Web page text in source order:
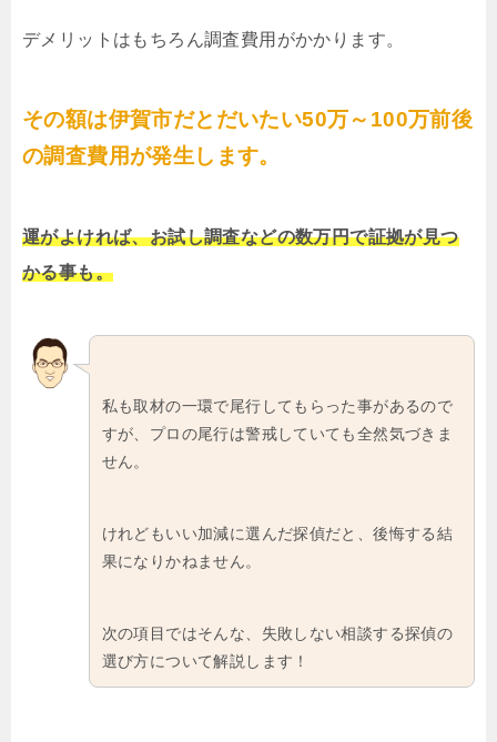
デメリットはもちろん調査費用がかかります。
その額は伊賀市だとだいたい50万～100万前後
の調査費用が発生します。
運がよければ、お試し調査などの数万円で証拠が見つ
かる事も。
私も取材の一環で尾行してもらった事があるので
すが、プロの尾行は警戒していても全然気づきま
せん。
けれどもいい加減に選んだ探偵だと、後悔する結
果になりかねません。
次の項目ではそんな、失敗しない相談する探偵の
選び方について解説します！